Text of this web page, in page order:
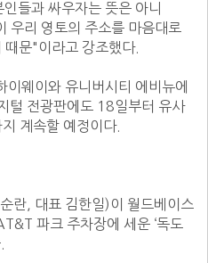
들과 싸우자는 뜻은 아니
우리 영토의 주소를 마음대로
때문"이라고 강조했다.
웨이와 유니버시티 에비뉴에
털 전광판에도 18일부터 유사
계속할 예정이다.
란, 대표 김한일)이 월드베이스
파크 주차장에 세운 ‘독도